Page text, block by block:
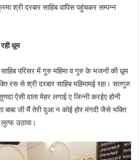
श्री दरबार साहिब वापिस पहुंचकर सम्पन्न
धूम
साहिब परिसर में गुरु महिमा व गुरु के भजनों की धूम
रस से श्री दरबार साहिब महिमामई रहा। सतगुरु
ऐसी दाता मेहर लगाई ए जिन्नी करईए होनी
जी मैं तेरी दुआ न कोई होर मंगदी जैसे भक्ति
उठाया।